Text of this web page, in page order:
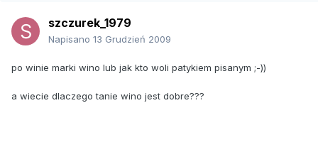
szczurek_1979
Napisano 13 Grudzień 2009
po winie marki wino lub jak kto woli patykiem pisanym ;-))
a wiecie dlaczego tanie wino jest dobre???